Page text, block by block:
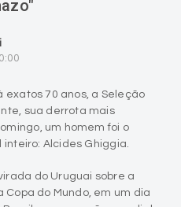
exatos 70 anos, a Seleção
sua derrota mais
inteiro: Alcides Ghiggia.
do Uruguai sobre a
do Mundo, em um dia
Como não foi, o jogo ficou